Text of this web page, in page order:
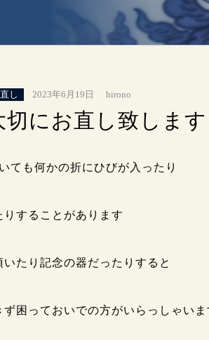
し 2023年6月19日 hirono
切にお直し致しま
ても何かの折にひびが入ったり
りすることがあります
いたり記念の器だったりすると
困っておいでの方がいらっしゃいま